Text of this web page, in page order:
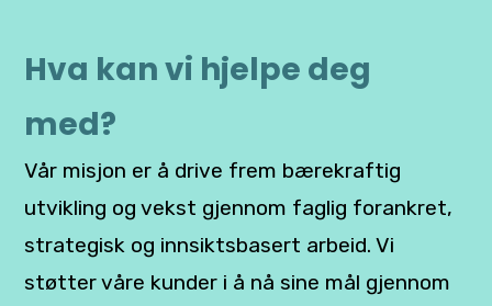
Hva kan vi hjelpe deg
med?
Vår misjon er å drive frem bærekraftig
utvikling og vekst gjennom faglig forankret,
strategisk og innsiktsbasert arbeid. Vi
støtter våre kunder i å nå sine mål gjennom